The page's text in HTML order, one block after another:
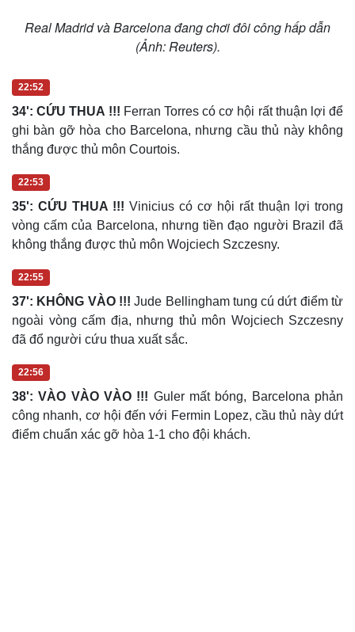
check-in
Cửa sổ tình yêu
Kể chuyện cho bé
Real Madrid và Barcelona đang chơi đôi công hấp dẫn
(Ảnh: Reuters).
22:52
34': CỨU THUA !!! Ferran Torres có cơ hội rất thuận lợi để
ghi bàn gỡ hòa cho Barcelona, nhưng cầu thủ này không
thắng được thủ môn Courtois.
22:53
35': CỨU THUA !!! Vinicius có cơ hội rất thuận lợi trong
vòng cấm của Barcelona, nhưng tiền đạo người Brazil đã
không thắng được thủ môn Wojciech Szczesny.
22:55
37': KHÔNG VÀO !!!Jude Bellingham tung cú dứt điểm từ
ngoài vòng cấm địa, nhưng thủ môn Wojciech Szczesny
đã đổ người cứu thua xuất sắc.
22:56
38': VÀO VÀO VÀO !!! Guler mất bóng, Barcelona phản
công nhanh, cơ hội đến với Fermin Lopez, cầu thủ này dứt
điểm chuẩn xác gỡ hòa 1-1 cho đội khách.